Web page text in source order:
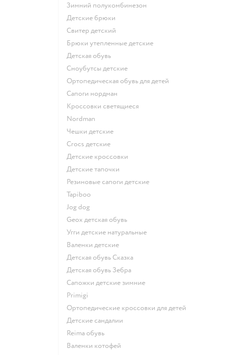
Зимний полукомбинезон
Детские брюки
Свитер детский
Брюки утепленные детские
Детская обувь
Сноубутсы детские
Ортопедическая обувь для детей
Сапоги нордман
Кроссовки светящиеся
Nordman
Чешки детские
Crocs детские
Детские кроссовки
Детские тапочки
Резиновые сапоги детские
Tapiboo
Jog dog
Geox детская обувь
Угги детские натуральные
Валенки детские
Детская обувь Сказка
Детская обувь Зебра
Сапожки детские зимние
Primigi
Ортопедические кроссовки для детей
Детские сандалии
Reima обувь
Валенки котофей